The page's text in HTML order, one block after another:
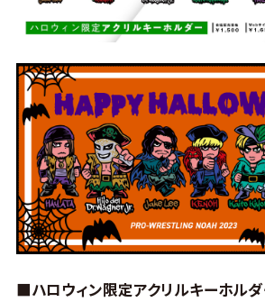
■ハロウィン限定アクリルキーホルダ